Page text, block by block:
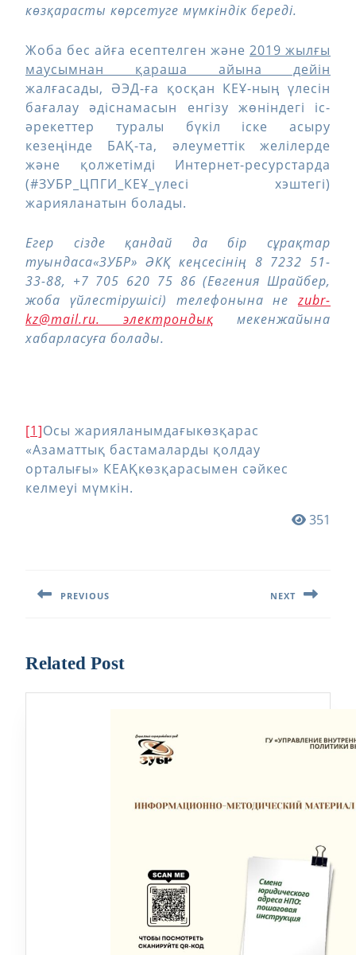
көзқарасты көрсетуге мүмкіндік береді.
Жоба бес айға есептелген және 2019 жылғы
маусымнан қараша айына дейін
жалғасады, ӘЭД-ға қосқан КЕҰ-ның үлесін
бағалау әдіснамасын енгізу жөніндегі іс-
әрекеттер туралы бүкіл іске асыру
кезеңінде БАҚ-та, әлеуметтік желілерде
және қолжетімді Интернет-ресурстарда
(#ЗУБР_ЦПГИ_КЕҰ_үлесі хэштегі)
жарияланатын болады.
Егер сізде қандай да бір сұрақтар
туындаса«ЗУБР» ӘКҚ кеңсесінің 8 7232 51-
33-88, +7 705 620 75 86 (Евгения Шрайбер,
жоба үйлестірушісі) телефонына неzubr-
kz@mail.ru. электрондық мекенжайына
хабарласуға болады.
[1]Осы жарияланымдағыкөзқарас
«Азаматтық бастамаларды қолдау
орталығы» КЕАҚкөзқарасымен сәйкес
келмеуі мүмкін.
351
записям
PREVIOUS NEXT
Related Post